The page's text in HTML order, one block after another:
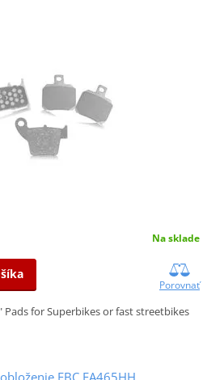
Na sklade
Porovnať
for Superbikes or fast streetbikes
EBC FA465HH